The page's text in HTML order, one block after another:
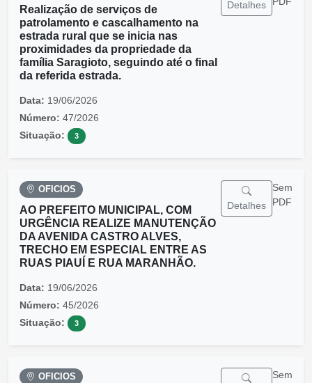
Realização de serviços de
patrolamento e cascalhamento na
estrada rural que se inicia nas
proximidades da propriedade da
família Saragioto, seguindo até o final
da referida estrada.
Detalhes
Data: 19/06/2026
Número: 47/2026
Situação:
3
OFICIOS
AO PREFEITO MUNICIPAL, COM
URGÊNCIA REALIZE MANUTENÇÃO
DA AVENIDA CASTRO ALVES,
TRECHO EM ESPECIAL ENTRE AS
RUAS PIAUÍ E RUA MARANHÃO.
Detalhes
Sem
PDF
Data: 19/06/2026
Número: 45/2026
Situação:
3
OFICIOS
Sem